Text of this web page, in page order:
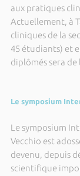
aux pratiques
Actuellement, à
cliniques de la
45 étudiants) et
diplômés sera de
Le symposium
Le symposium
Vecchio est
devenu, depuis
scientifique